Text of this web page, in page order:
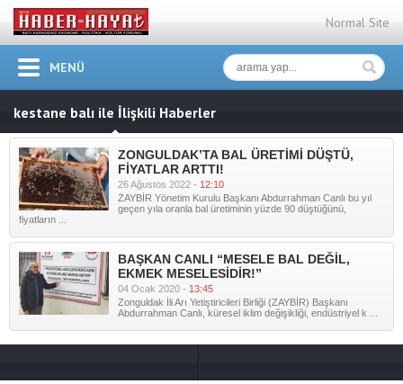
Normal Site
MENÜ
kestane balı ile İlişkili Haberler
ZONGULDAK’TA BAL ÜRETİMİ DÜŞTÜ,
FİYATLAR ARTTI!
26 Ağustos 2022 - 12:10
ZAYBİR Yönetim Kurulu Başkanı Abdurrahman Canlı bu yıl
geçen yıla oranla bal üretiminin yüzde 90 düştüğünü,
fiyatların ...
BAŞKAN CANLI “MESELE BAL DEĞİL,
EKMEK MESELESİDİR!”
04 Ocak 2020 - 13:45
Zonguldak İli Arı Yetiştiricileri Birliği (ZAYBİR) Başkanı
Abdurrahman Canlı, küresel iklim değişikliği, endüstriyel k ...